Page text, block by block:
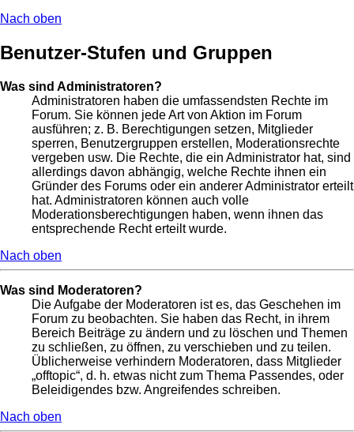
Nach oben
Benutzer-Stufen und Gruppen
Was sind Administratoren?
Administratoren haben die umfassendsten Rechte im
Forum. Sie können jede Art von Aktion im Forum
ausführen; z. B. Berechtigungen setzen, Mitglieder
sperren, Benutzergruppen erstellen, Moderationsrechte
vergeben usw. Die Rechte, die ein Administrator hat, sind
allerdings davon abhängig, welche Rechte ihnen ein
Gründer des Forums oder ein anderer Administrator erteilt
hat. Administratoren können auch volle
Moderationsberechtigungen haben, wenn ihnen das
entsprechende Recht erteilt wurde.
Nach oben
Was sind Moderatoren?
Die Aufgabe der Moderatoren ist es, das Geschehen im
Forum zu beobachten. Sie haben das Recht, in ihrem
Bereich Beiträge zu ändern und zu löschen und Themen
zu schließen, zu öffnen, zu verschieben und zu teilen.
Üblicherweise verhindern Moderatoren, dass Mitglieder
„offtopic“, d. h. etwas nicht zum Thema Passendes, oder
Beleidigendes bzw. Angreifendes schreiben.
Nach oben